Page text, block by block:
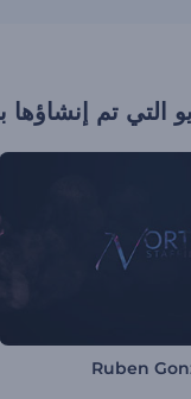
التي تم إنشاؤها
Ruben